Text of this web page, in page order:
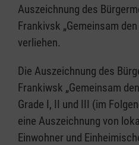
Auszeichnung des
Frankivsk „Gemeinsam
verliehen.
Die Auszeichnung des
Frankiwsk „Gemeinsam
Grade I, II und III (im
eine Auszeichnung von
Einwohner und